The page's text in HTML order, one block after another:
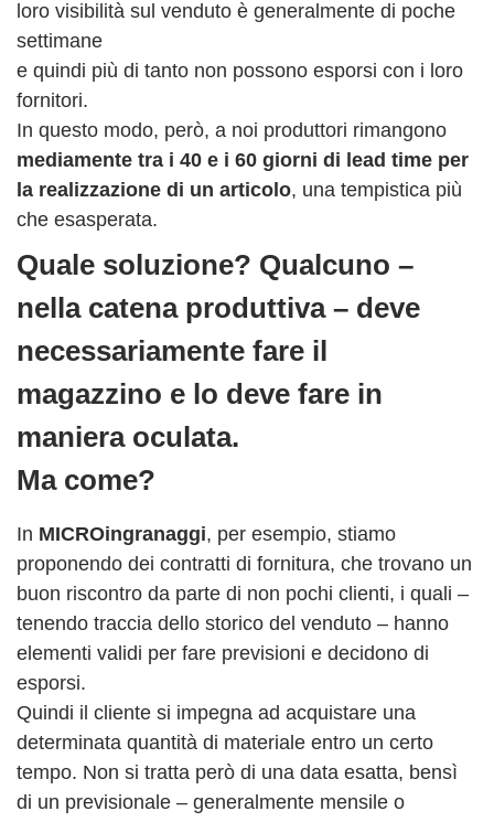
loro visibilità sul venduto è generalmente di poche
settimane
e quindi più di tanto non possono esporsi con i loro
fornitori.
In questo modo, però, a noi produttori rimangono
mediamente tra i 40 e i 60 giorni di lead time per
la realizzazione di un articolo, una tempistica più
che esasperata.
Quale soluzione? Qualcuno –
nella catena produttiva – deve
necessariamente fare il
magazzino e lo deve fare in
maniera oculata.
Ma come?
In MICROingranaggi, per esempio, stiamo
proponendo dei contratti di fornitura, che trovano un
buon riscontro da parte di non pochi clienti, i quali –
tenendo traccia dello storico del venduto – hanno
elementi validi per fare previsioni e decidono di
esporsi.
Quindi il cliente si impegna ad acquistare una
determinata quantità di materiale entro un certo
tempo. Non si tratta però di una data esatta, bensì
di un previsionale – generalmente mensile o